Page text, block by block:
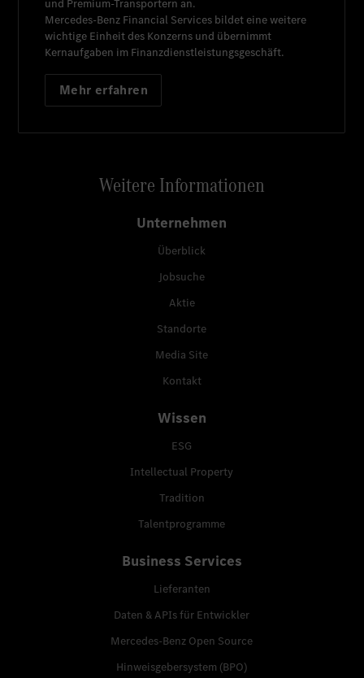
und Premium-Transportern an.
Mercedes-Benz Financial Services bildet eine weitere
wichtige Einheit des Konzerns und übernimmt
Kernaufgaben im Finanzdienstleistungsgeschäft.
Mehr erfahren
Weitere Informationen
Unternehmen
Überblick
Jobsuche
Aktie
Standorte
Media Site
Kontakt
Wissen
ESG
Intellectual Property
Tradition
Talentprogramme
Business Services
Lieferanten
Daten & APIs für Entwickler
Mercedes-Benz Open Source
Hinweisgebersystem (BPO)